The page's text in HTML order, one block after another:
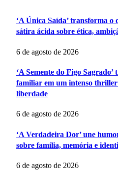
‘A Única Saída’ transforma o
sátira ácida sobre ética,
6 de agosto de 2026
‘A Semente do Figo
familiar em um intenso
liberdade
6 de agosto de 2026
‘A Verdadeira Dor’ une
sobre família, memória e
6 de agosto de 2026